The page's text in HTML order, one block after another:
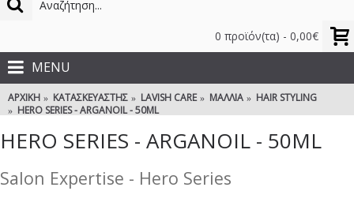
0 προϊόν(τα) - 0,00€
MENU
ΑΡΧΙΚΉ ΚΑΤΑΣΚΕΥΑΣΤΉΣ LAVISH CARE ΜΑΛΛΙΆ
HAIR STYLING
HERO SERIES - ARGANOIL - 50ML
HERO SERIES - ARGANOIL - 50ML
Salon Expertise - Hero Series